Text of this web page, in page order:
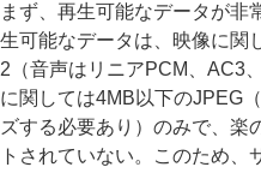
まず、再生可能なデータが非
生可能なデータは、映像に関
2（音声はリニアPCM、AC3
に関しては4MB以下のJPEG
ズする必要あり）のみで、楽
トされていない。このため